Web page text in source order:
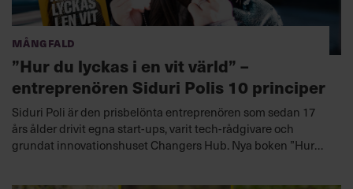
Mångfald
”Hur du lyckas i en vit värld” –
entreprenören Siduri Polis 10 principer
Siduri Poli är den prisbelönta entreprenören som sedan 17
års ålder drivit egna start-ups, varit tech-rådgivare och
grundat innovationshuset Changers Hub. Nya boken ”Hur